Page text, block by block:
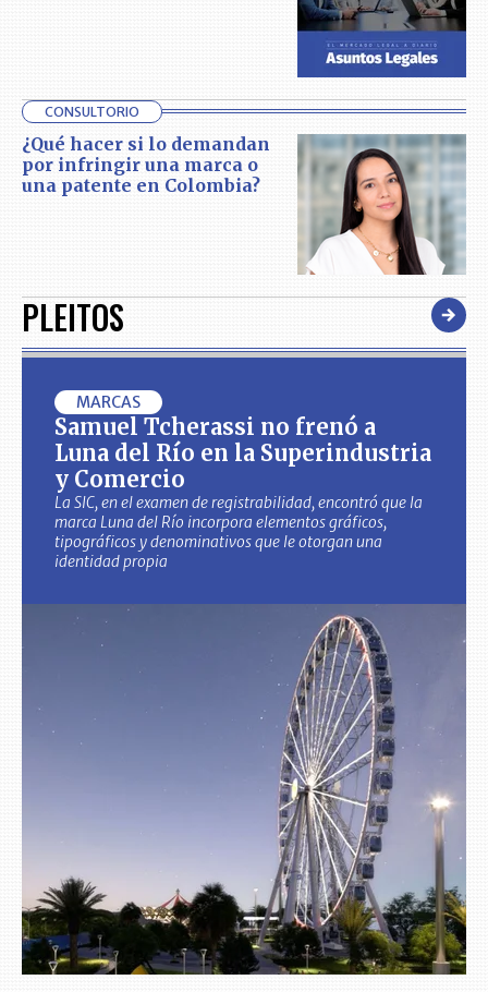
CONSULTORIO
¿Qué hacer si lo demandan
por infringir una marca o
una patente en Colombia?
PLEITOS
MARCAS
Samuel Tcherassi no frenó a
Luna del Río en la Superindustria
y Comercio
La SIC, en el examen de registrabilidad, encontró que la
marca Luna del Río incorpora elementos gráficos,
tipográficos y denominativos que le otorgan una
identidad propia